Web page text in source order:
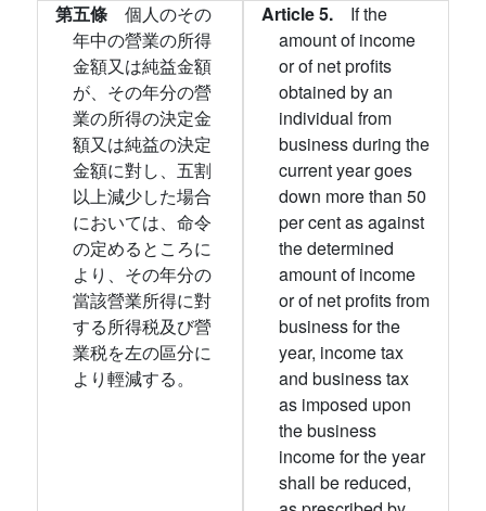
第五條 個人のその
年中の營業の所得
金額又は純益金額
が、その年分の營
業の所得の決定金
額又は純益の決定
金額に對し、五割
以上減少した場合
においては、命令
の定めるところに
より、その年分の
當該營業所得に對
する所得税及び營
業税を左の區分に
より輕減する。
Article 5. If the
amount of income
or of net profits
obtained by an
individual from
business during the
current year goes
down more than 50
per cent as against
the determined
amount of income
or of net profits from
business for the
year, income tax
and business tax
as imposed upon
the business
income for the year
shall be reduced,